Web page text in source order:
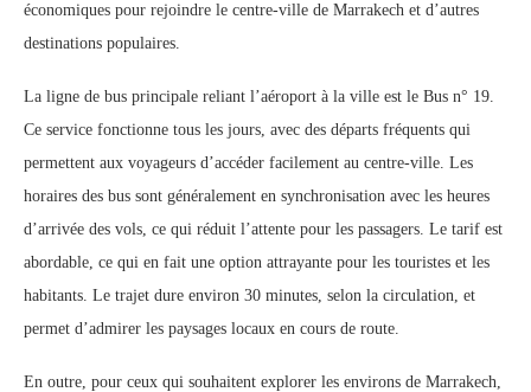
économiques pour rejoindre le centre-ville de Marrakech et d’autres
destinations populaires.
La ligne de bus principale reliant l’aéroport à la ville est le Bus n° 19.
Ce service fonctionne tous les jours, avec des départs fréquents qui
permettent aux voyageurs d’accéder facilement au centre-ville. Les
horaires des bus sont généralement en synchronisation avec les heures
d’arrivée des vols, ce qui réduit l’attente pour les passagers. Le tarif est
abordable, ce qui en fait une option attrayante pour les touristes et les
habitants. Le trajet dure environ 30 minutes, selon la circulation, et
permet d’admirer les paysages locaux en cours de route.
En outre, pour ceux qui souhaitent explorer les environs de Marrakech,